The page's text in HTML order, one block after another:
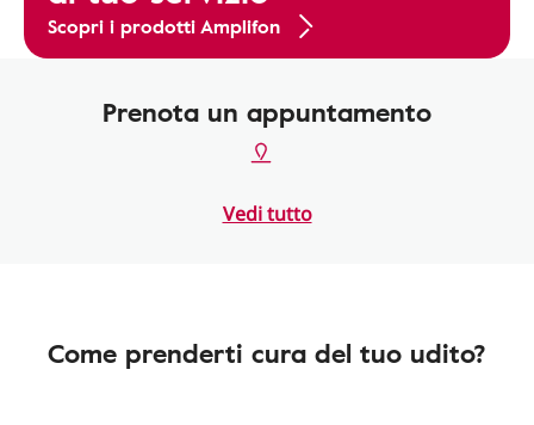
Scopri i prodotti Amplifon
Prenota un appuntamento
Vedi tutto
Come prenderti cura del tuo udito?